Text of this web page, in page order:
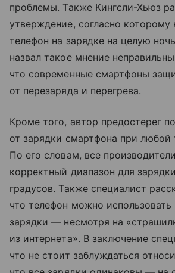
проблемы. Также Кингсли-Хьюз
утверждение, согласно которому
телефон на зарядке на целую
назвал такое мнение
что современные смартфоны
от перезаряда и перегрева.
Кроме того, автор предостерег
от зарядки смартфона при любой
По его словам, все
корректный диапазон для
градусов. Также специалист
что телефон можно
зарядки — несмотря на
из интернета». В заключение
что не стоит заблуждаться